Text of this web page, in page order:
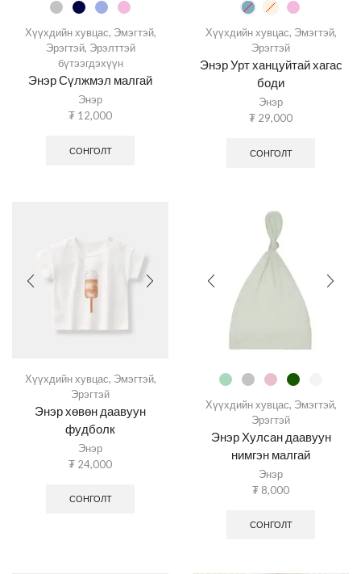
Хүүхдийн хувцас, Эмэгтэй,
Эрэгтэй, Эрэлттэй
бүтээгдэхүүн
Энэр Сүлжмэл малгай
Энэр
₮ 12,000
СОНГОЛТ
Хүүхдийн хувцас, Эмэгтэй,
Эрэгтэй
Энэр Урт ханцуйтай хагас
боди
Энэр
₮ 29,000
СОНГОЛТ
Хүүхдийн хувцас, Эмэгтэй,
Эрэгтэй
Энэр хөвөн даавуун
фудболк
Энэр
₮ 24,000
СОНГОЛТ
Хүүхдийн хувцас, Эмэгтэй,
Эрэгтэй
Энэр Хулсан даавуун
нимгэн малгай
Энэр
₮ 8,000
СОНГОЛТ